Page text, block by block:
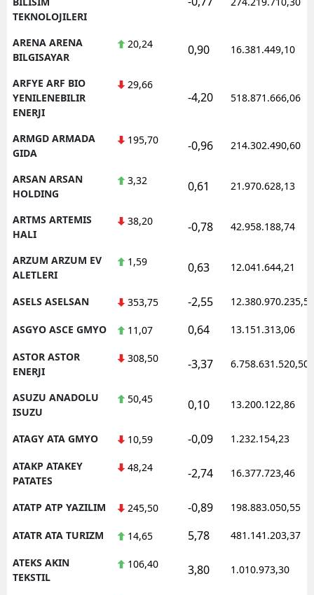
TEKNOLOJILERI
ARENA ARENA
BILGISAYAR
20,24 0,90 16.381.449,10
ARFYE ARF BIO
YENILENEBILIR
ENERJI
29,66
-4,20 518.871.666,06
ARMGD ARMADA
GIDA
195,70 -0,96 214.302.490,60
ARSAN ARSAN
HOLDING
3,32 0,61 21.970.628,13
ARTMS ARTEMIS
HALI
38,20 -0,78 42.958.188,74
ARZUM ARZUM EV
ALETLERI
1,59 0,63 12.041.644,21
ASELS ASELSAN 353,75 -2,55 12.380.970.235,50
ASGYO ASCE GMYO 11,07 0,64 13.151.313,06
ASTOR ASTOR
ENERJI
308,50 -3,37 6.758.631.520,50
ASUZU ANADOLU
ISUZU
50,45 0,10 13.200.122,86
ATAGY ATA GMYO 10,59 -0,09 1.232.154,23
ATAKP ATAKEY
PATATES
48,24 -2,74 16.377.723,46
ATATP ATP YAZILIM 245,50 -0,89 198.883.050,55
ATATR ATA TURIZM 14,65 5,78 481.141.203,37
ATEKS AKIN
TEKSTIL
106,40 3,80 1.010.973,30